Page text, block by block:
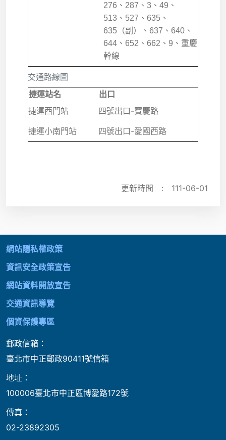
交通路線圖
276、287、3、49、
513、527、635、
635（副）、637、640、
644、652、662、9、重慶
幹線
捷運站名
出口
捷運西門站
四號出口-寶慶路
捷運小南門站
四號出口-愛國西路
更新時間 : 111-06-01
網站隱私權政策
資訊安全政策宣告
網站資料開放宣告
交通資訊導覽
個資保護專區
郵政信箱：
臺北市中正郵政90411號信箱
地址：
100006臺北市中正區博愛路172號
傳真：
02-23892305